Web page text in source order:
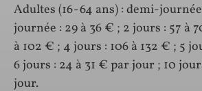
Adultes (16-64 ans) : demi-
journée : 29 à 36 € ; 2 jours : 57 à
à 102 € ; 4 jours : 106 à 132 € ; 5
6 jours : 24 à 31 € par jour ; 10
jour.